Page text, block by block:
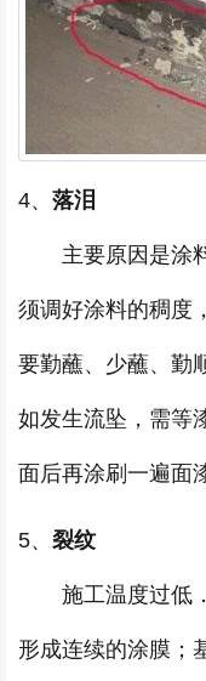
4、 落泪
主要原因是涂料
须调好涂料的稠度
要勤蘸、少蘸、勤
如发生流坠，需等
面后再涂刷一遍面
5、 裂纹
施工温度过低．
形成连续的涂膜；